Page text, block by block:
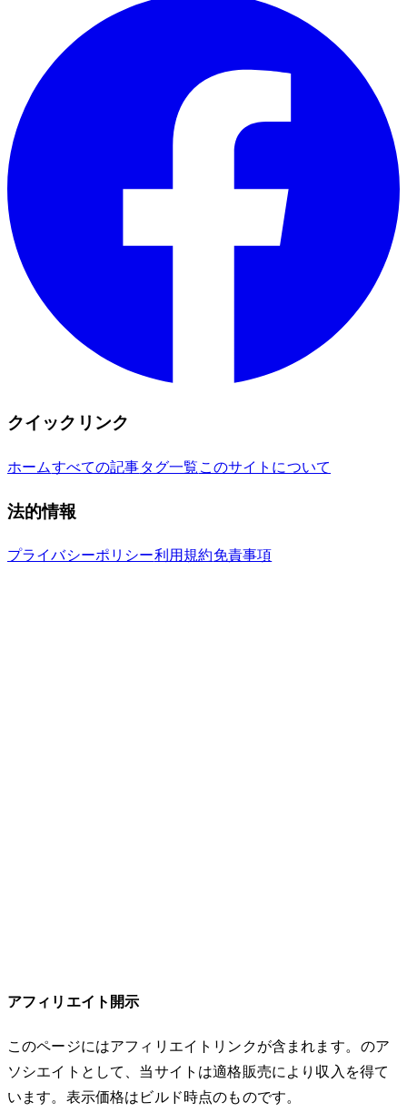
クイックリンク
ホームすべての記事タグ一覧 このサイトについて
法的情報
プライバシーポリシー利用規約免責事項
アフィリエイト開示
このページにはアフィリエイトリンクが含まれます。Amazonのア
ソシエイトとして、当サイトは適格販売により収入を得て
います。表示価格はビルド時点のものです。